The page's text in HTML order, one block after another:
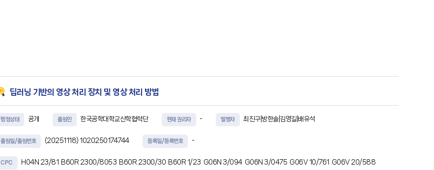
딥러닝 기반의 영상 처리 장치 및 영상 처리 방법
행정상태 공개 출원인 한국공학대학교산학협력단 현재 권리자 - 발명자 최진구|방한솔|김영길|배유석
출원일/출원번호 (20251118) 1020250174744 등록일/등록번호 -
CPC H04N 23/81 B60R 2300/8053 B60R 2300/30 B60R 1/23 G06N 3/094 G06N 3/0475 G06V 10/761 G06V 20/588